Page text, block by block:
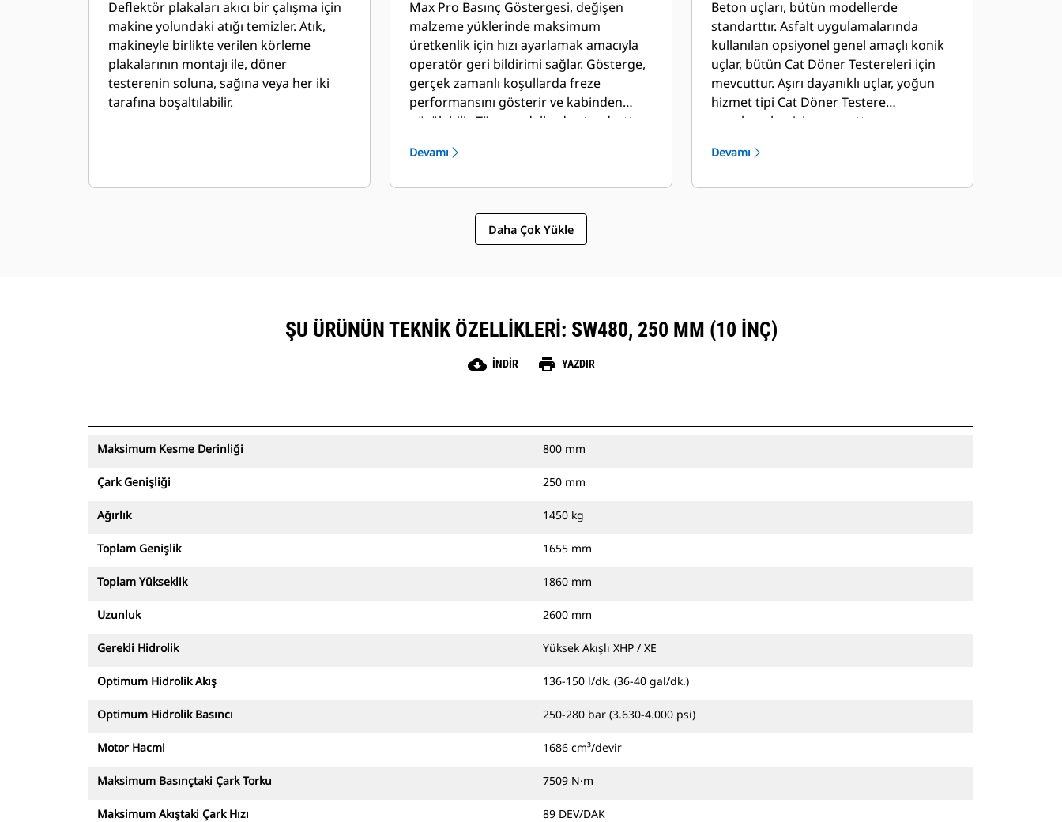
Deflektör plakaları akıcı bir çalışma için
makine yolundaki atığı temizler. Atık,
makineyle birlikte verilen körleme
plakalarının montajı ile, döner
testerenin soluna, sağına veya her iki
tarafına boşaltılabilir.
Max Pro Basınç Göstergesi, değişen
malzeme yüklerinde maksimum
üretkenlik için hızı ayarlamak amacıyla
operatör geri bildirimi sağlar. Gösterge,
gerçek zamanlı koşullarda freze
performansını gösterir ve kabinden
görülebilir. Tüm modellerde standarttır.
Devamı
Beton uçları, bütün modellerde
standarttır. Asfalt uygulamalarında
kullanılan opsiyonel genel amaçlı konik
uçlar, bütün Cat Döner Testereleri için
mevcuttur. Aşırı dayanıklı uçlar, yoğun
hizmet tipi Cat Döner Testere
uygulamaları için mevcuttur.
Devamı
Daha Çok Yükle
ŞU ÜRÜNÜN TEKNIK ÖZELLIKLERI: SW480, 250 MM (10 INÇ)
cloud_download İNDIR print YAZDIR
Maksimum Kesme Derinliği 800 mm
Çark Genişliği 250 mm
Ağırlık 1450 kg
Toplam Genişlik 1655 mm
Toplam Yükseklik 1860 mm
Uzunluk 2600 mm
Gerekli Hidrolik Yüksek Akışlı XHP / XE
Optimum Hidrolik Akış 136-150 l/dk. (36-40 gal/dk.)
Optimum Hidrolik Basıncı 250-280 bar (3.630-4.000 psi)
Motor Hacmi 1686 cm³/devir
Maksimum Basınçtaki Çark Torku 7509 N·m
Maksimum Akıştaki Çark Hızı 89 DEV/DAK